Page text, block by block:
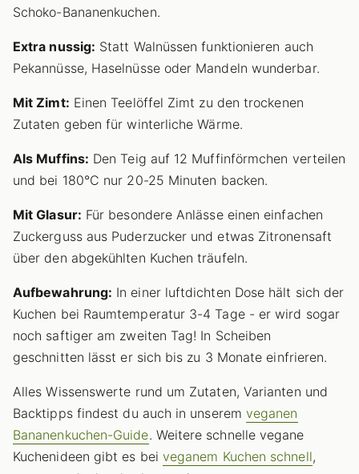
Schoko-Bananenkuchen.
Extra nussig: Statt Walnüssen funktionieren auch
Pekannüsse, Haselnüsse oder Mandeln wunderbar.
Mit Zimt: Einen Teelöffel Zimt zu den trockenen
Zutaten geben für winterliche Wärme.
Als Muffins: Den Teig auf 12 Muffinförmchen verteilen
und bei 180°C nur 20-25 Minuten backen.
Mit Glasur: Für besondere Anlässe einen einfachen
Zuckerguss aus Puderzucker und etwas Zitronensaft
über den abgekühlten Kuchen träufeln.
Aufbewahrung: In einer luftdichten Dose hält sich der
Kuchen bei Raumtemperatur 3-4 Tage - er wird sogar
noch saftiger am zweiten Tag! In Scheiben
geschnitten lässt er sich bis zu 3 Monate einfrieren.
Alles Wissenswerte rund um Zutaten, Varianten und
Backtipps findest du auch in unserem veganen
Bananenkuchen-Guide. Weitere schnelle vegane
Kuchenideen gibt es bei veganem Kuchen schnell,